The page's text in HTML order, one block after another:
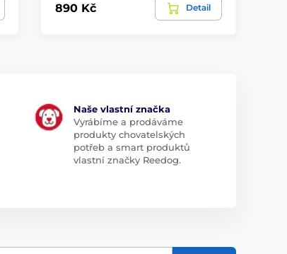
890 Kč Detail
Naše vlastní značka
Vyrábíme a prodáváme
produkty chovatelských
potřeb a smart produktů
vlastní značky Reedog.